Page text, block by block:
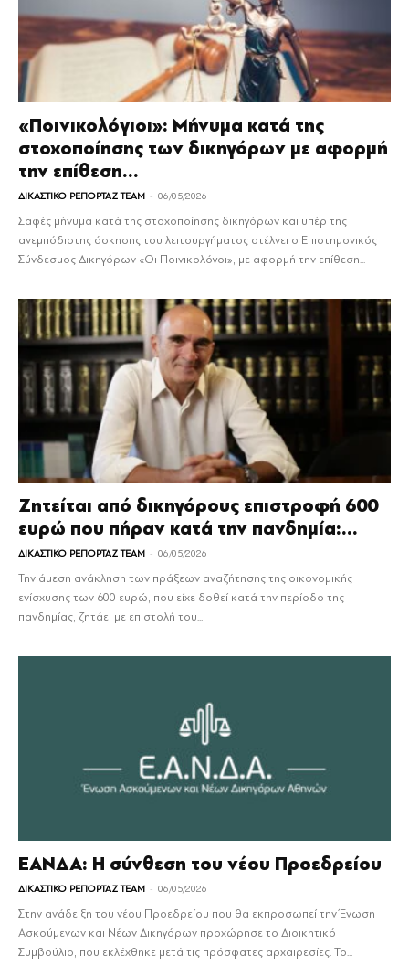
«Ποινικολόγιοι»: Μήνυμα κατά της
στοχοποίησης των δικηγόρων με αφορμή
την επίθεση...
ΔΙΚΑΣΤΙΚΟ ΡΕΠΟΡΤΑΖ TEAM - 06/05/2026
Σαφές μήνυμα κατά της στοχοποίησης δικηγόρων και υπέρ της
ανεμπόδιστης άσκησης του λειτουργήματος στέλνει ο Επιστημονικός
Σύνδεσμος Δικηγόρων «Οι Ποινικολόγοι», με αφορμή την επίθεση...
Ζητείται από δικηγόρους επιστροφή 600
ευρώ που πήραν κατά την πανδημία:...
ΔΙΚΑΣΤΙΚΟ ΡΕΠΟΡΤΑΖ TEAM - 06/05/2026
Την άμεση ανάκληση των πράξεων αναζήτησης της οικονομικής
ενίσχυσης των 600 ευρώ, που είχε δοθεί κατά την περίοδο της
πανδημίας, ζητάει με επιστολή του...
ΕΑΝΔΑ: Η σύνθεση του νέου Προεδρείου
ΔΙΚΑΣΤΙΚΟ ΡΕΠΟΡΤΑΖ TEAM - 06/05/2026
Στην ανάδειξη του νέου Προεδρείου που θα εκπροσωπεί την Ένωση
Ασκούμενων και Νέων Δικηγόρων προχώρησε το Διοικητικό
Συμβούλιο, που εκλέχθηκε μετά τις πρόσφατες αρχαιρεσίες. Το...